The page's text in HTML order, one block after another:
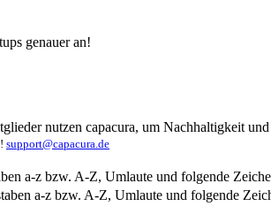
genauer an!
nutzen capacura, um Nachhaltigkeit
support@capacura.de
a-z bzw. A-Z, Umlaute und folgende
a-z bzw. A-Z, Umlaute und folgende